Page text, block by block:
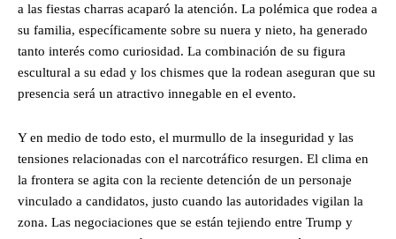
a las fiestas charras acaparó la atención. La polémica que rodea a
su familia, específicamente sobre su nuera y nieto, ha generado
tanto interés como curiosidad. La combinación de su figura
escultural a su edad y los chismes que la rodean aseguran que su
presencia será un atractivo innegable en el evento.
Y en medio de todo esto, el murmullo de la inseguridad y las
tensiones relacionadas con el narcotráfico resurgen. El clima en
la frontera se agita con la reciente detención de un personaje
vinculado a candidatos, justo cuando las autoridades vigilan la
zona. Las negociaciones que se están tejiendo entre Trump y